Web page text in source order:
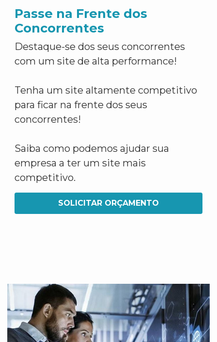
Passe na Frente dos
Concorrentes
Destaque-se dos seus concorrentes
com um site de alta performance!
Tenha um site altamente competitivo
para ficar na frente dos seus
concorrentes!
Saiba como podemos ajudar sua
empresa a ter um site mais
competitivo.
SOLICITAR ORÇAMENTO